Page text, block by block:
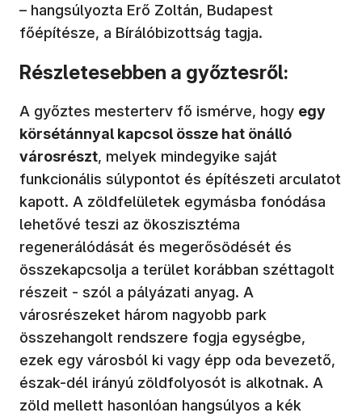
– hangsúlyozta Erő Zoltán, Budapest
főépítésze, a Bírálóbizottság tagja.
Részletesebben a győztesről:
A győztes mesterterv fő ismérve, hogy egy
körsétánnyal kapcsol össze hat önálló
városrészt, melyek mindegyike saját
funkcionális súlypontot és építészeti arculatot
kapott. A zöldfelületek egymásba fonódása
lehetővé teszi az ökoszisztéma
regenerálódását és megerősödését és
összekapcsolja a terület korábban széttagolt
részeit - szól a pályázati anyag. A
városrészeket három nagyobb park
összehangolt rendszere fogja egységbe,
ezek egy városból ki vagy épp oda bevezető,
észak-dél irányú zöldfolyosót is alkotnak. A
zöld mellett hasonlóan hangsúlyos a kék